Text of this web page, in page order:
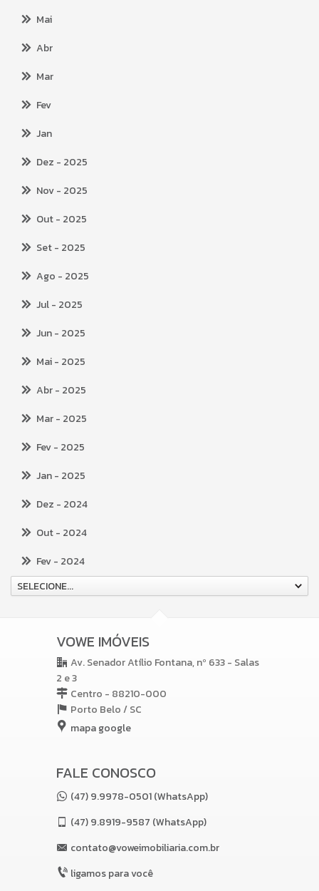
Mai
Abr
Mar
Fev
Jan
Dez - 2025
Nov- 2025
Out- 2025
Set- 2025
Ago - 2025
Jul- 2025
Jun- 2025
Mai- 2025
Abr- 2025
Mar- 2025
Fev- 2025
Jan- 2025
Dez - 2024
Out- 2024
Fev- 2024
SELECIONE...
VOWE IMÓVEIS
Av. Senador Atílio Fontana, nº 633 - Salas
2 e 3
Centro - 88210-000
Porto Belo /SC
mapa google
FALE CONOSCO
(47) 9.9978-0501 (WhatsApp)
(47)9.8919-9587 (WhatsApp)
contato@voweimobiliaria.com.br
ligamos para você